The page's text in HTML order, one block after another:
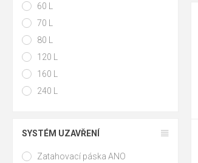
60 L
70 L
80 L
120 L
160 L
240 L
SYSTÉM UZAVŘENÍ
Zatahovací páska ANO